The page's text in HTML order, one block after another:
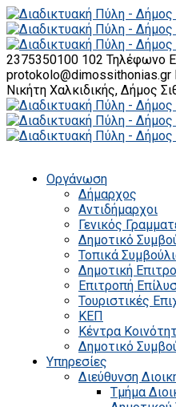
2375350100 102 Τηλέφωνο
protokolo@dimossithonias.gr
Νικήτη Χαλκιδικής, Δήμος
Οργάνωση
Δήμαρχος
Αντιδήμαρχοι
Γενικός
Δημοτικό
Τοπικά
Δημοτική
Επιτροπή
Τουριστικές
ΚΕΠ
Κέντρα
Δημοτικό
Υπηρεσίες
Διεύθυνση
Τμήμα